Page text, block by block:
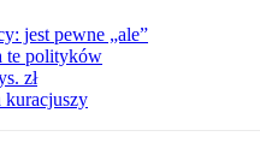
jest pewne „ale”
te polityków
zł
kuracjuszy